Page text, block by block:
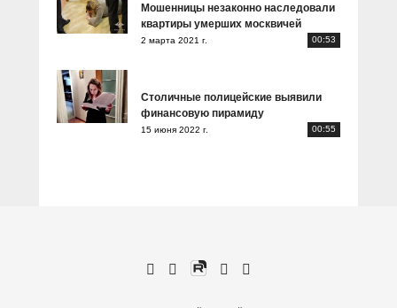
Мошенницы незаконно наследовали
квартиры умерших москвичей
2 марта 2021 г. 00:53
Столичные полицейские выявили
финансовую пирамиду
15 июня 2022 г. 00:55